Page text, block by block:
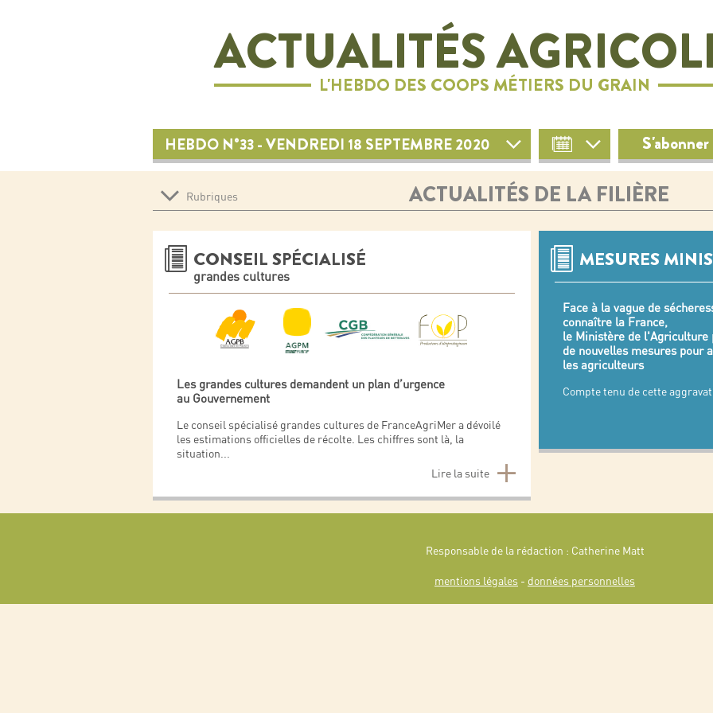
ACTUALITÉS
L'HEBDO DES COOPS MÉTIERS DU GRAIN
HEBDO N°33 - VENDREDI 18 SEPTEMBRE 2020
ACTUALITÉS DE LA FILIÈRE
Rubriques
CONSEIL SPÉCIALISÉ
grandes cultures
Les grandes cultures demandent un plan d’urgence
au Gouvernement
Le conseil spécialisé grandes cultures de FranceAgriMer a dévoilé
les estimations officielles de récolte. Les chiffres sont là, la
situation...
Lire la suite
MESURES
Face à la vague de
connaître la France,
le Ministère de l'Agriculture
de nouvelles mesures pour
les agriculteurs
Compte tenu de cette
Responsable de la rédaction : Catherine Matt
mentions légales - données personnelles